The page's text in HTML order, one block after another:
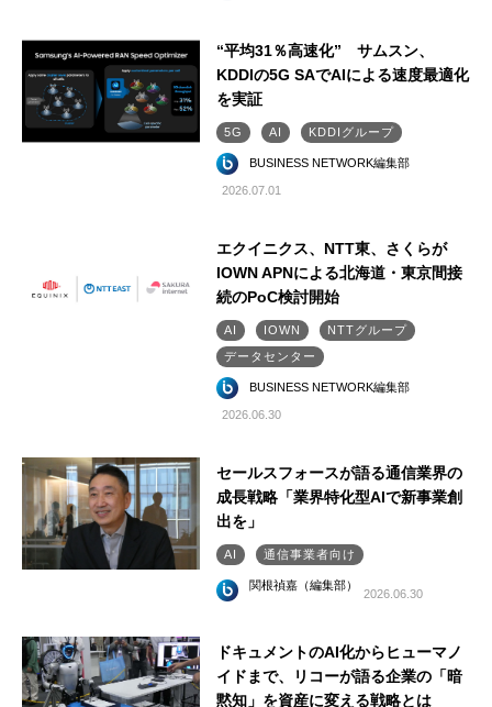
“平均31％高速化” サムスン、
KDDIの5G SAでAIによる速度最適化
を実証
5G AI KDDIグループ
BUSINESS NETWORK編集部
2026.07.01
エクイニクス、NTT東、さくらが
IOWN APNによる北海道・東京間接
続のPoC検討開始
AI IOWN
NTTグループ
データセンター
BUSINESS NETWORK編集部
2026.06.30
セールスフォースが語る通信業界の
成長戦略「業界特化型AIで新事業創
出を」
AI 通信事業者向け
関根禎嘉（編集部）
2026.06.30
ドキュメントのAI化からヒューマノ
イドまで、リコーが語る企業の「暗
黙知」を資産に変える戦略とは